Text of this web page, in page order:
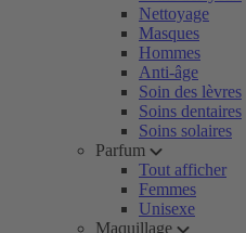
Nettoyage
Masques
Hommes
Anti-âge
Soin des lèvres
Soins dentaires
Soins solaires
Parfum
Tout afficher
Femmes
Unisexe
Maquillage